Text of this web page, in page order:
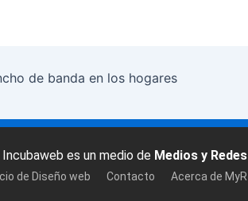
de banda en los hogares
Incubaweb es un medio de Medios y Redes
de Diseño web Contacto Acerca de MyR